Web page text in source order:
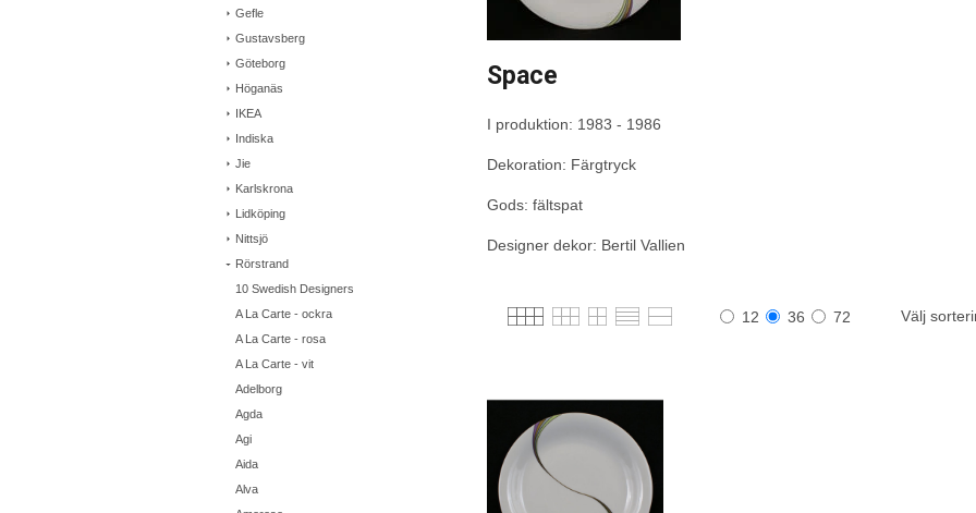
Gefle
Gustavsberg
Göteborg
Höganäs
IKEA
Indiska
Jie
Karlskrona
Lidköping
Nittsjö
Rörstrand
10 Swedish Designers
A La Carte - ockra
A La Carte - rosa
A La Carte - vit
Adelborg
Agda
Agi
Aida
Alva
Space
I produktion: 1983 - 1986
Dekoration: Färgtryck
Gods: fältspat
Designer dekor: Bertil Vallien
12 36 72 Välj